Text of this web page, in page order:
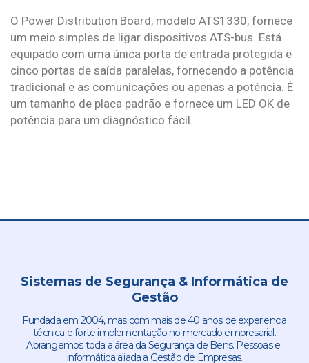
O Power Distribution Board, modelo ATS1330, fornece
um meio simples de ligar dispositivos ATS-bus. Está
equipado com uma única porta de entrada protegida e
cinco portas de saída paralelas, fornecendo a potência
tradicional e as comunicações ou apenas a potência. É
um tamanho de placa padrão e fornece um LED OK de
potência para um diagnóstico fácil.
Sistemas de Segurança & Informática de
Gestão
Fundada em 2004, mas com mais de 40 anos de experiencia
técnica e forte implementação no mercado empresarial.
Abrangemos toda a área da Segurança de Bens. Pessoas e
informática aliada a Gestão de Empresas.